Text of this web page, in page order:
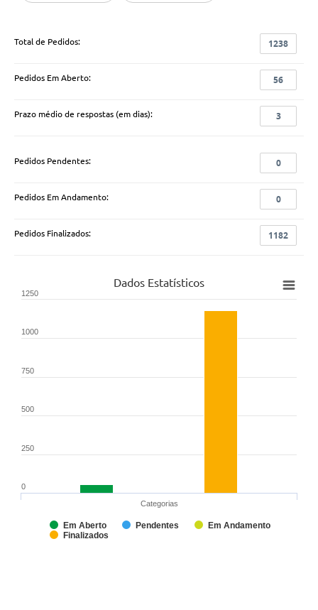
Total de Pedidos: 1238
Pedidos Em Aberto: 56
Prazo médio de respostas (em dias): 3
Pedidos Pendentes: 0
Pedidos Em Andamento: 0
Pedidos Finalizados: 1182
Dados Estatísticos
Categorias
Em Aberto Pendentes
Em Andamento
Finalizados
0
250
500
750
1000
1250